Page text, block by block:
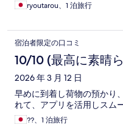
ryoutarou、1 泊旅行
宿泊者限定の口コミ
10/10 (最高に素晴
2026 年 3 月 12 日
早めに到着し荷物の預かり
れて、アプリを活用しスム
??、1 泊旅行